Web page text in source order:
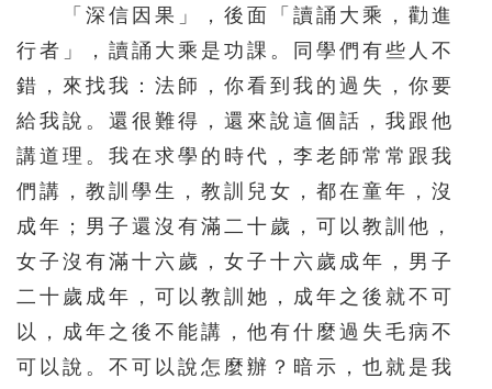
「深信因果」，後面「讀誦大乘，勸進
行者」，讀誦大乘是功課。同學們有些人不
錯，來找我：法師，你看到我的過失，你要
給我說。還很難得，還來說這個話，我跟他
講道理。我在求學的時代，李老師常常跟我
們講，教訓學生，教訓兒女，都在童年，沒
成年；男子還沒有滿二十歲，可以教訓他，
女子沒有滿十六歲，女子十六歲成年，男子
二十歲成年，可以教訓她，成年之後就不可
以，成年之後不能講，他有什麼過失毛病不
可以說。不可以說怎麼辦？暗示，也就是我